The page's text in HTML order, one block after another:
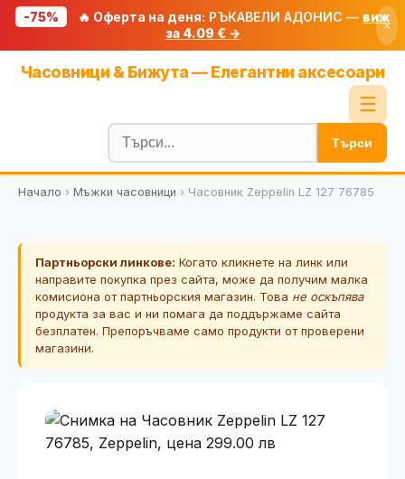
-75% 🔥 Оферта на деня: РЪКАВЕЛИ АДОНИС — виж
за 4.09 € →
×
Часовници & Бижута — Елегантни аксесоари
☰
Блог
🧮 Калкулатори
🔍 Намери продукт
🎟️ Купони
Търси
Начало › Мъжки часовници › Часовник Zeppelin LZ 127 76785
Партньорски линкове: Когато кликнете на линк или
направите покупка през сайта, може да получим малка
комисиона от партньорския магазин. Това не оскъпява
продукта за вас и ни помага да поддържаме сайта
безплатен. Препоръчваме само продукти от проверени
магазини.